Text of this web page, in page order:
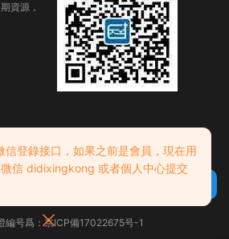
資源，
編号爲：京ICP備17022675号-1
信登錄接口，如果之前是會員，現在用
信 didixingkong 或者個人中心提交